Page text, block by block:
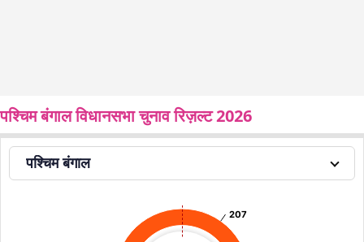
पश्चिम बंगाल विधानसभा चुनाव रिज़ल्ट 2026